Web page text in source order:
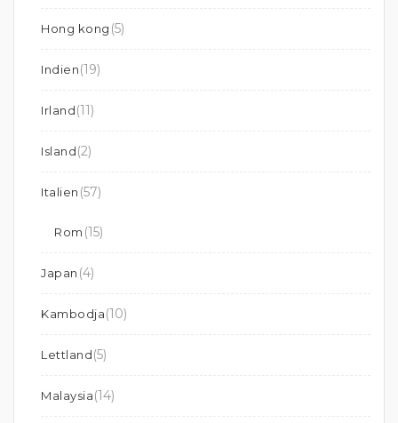
Hong kong (5)
Indien(19)
Irland(11)
Island(2)
Italien (57)
Rom (15)
Japan (4)
Kambodja(10)
Lettland(5)
Malaysia(14)